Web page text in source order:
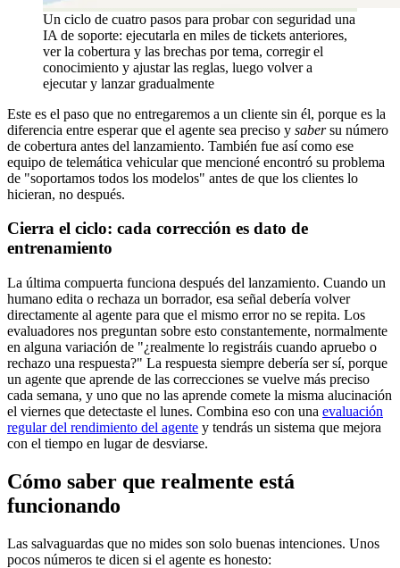
Un ciclo de cuatro pasos para probar con seguridad una
IA de soporte: ejecutarla en miles de tickets anteriores,
ver la cobertura y las brechas por tema, corregir el
conocimiento y ajustar las reglas, luego volver a
ejecutar y lanzar gradualmente
Este es el paso que no entregaremos a un cliente sin él, porque es la
diferencia entre esperar que el agente sea preciso y sabersu número
de cobertura antes del lanzamiento. También fue así como ese
equipo de telemática vehicular que mencioné encontró su problema
de "soportamos todos los modelos" antes de que los clientes lo
hicieran, no después.
Cierra el ciclo: cada corrección es dato de
entrenamiento
La última compuerta funciona después del lanzamiento. Cuando un
humano edita o rechaza un borrador, esa señal debería volver
directamente al agente para que el mismo error no se repita. Los
evaluadores nos preguntan sobre esto constantemente, normalmente
en alguna variación de "¿realmente lo registráis cuando apruebo o
rechazo una respuesta?" La respuesta siempre debería ser sí, porque
un agente que aprende de las correcciones se vuelve más preciso
cada semana, y uno que no las aprende comete la misma alucinación
el viernes que detectaste el lunes. Combina eso con una evaluación
regular del rendimiento del agente y tendrás un sistema que mejora
con el tiempo en lugar de desviarse.
Cómo saber que realmente está
funcionando
Las salvaguardas que no mides son solo buenas intenciones. Unos
pocos números te dicen si el agente es honesto: